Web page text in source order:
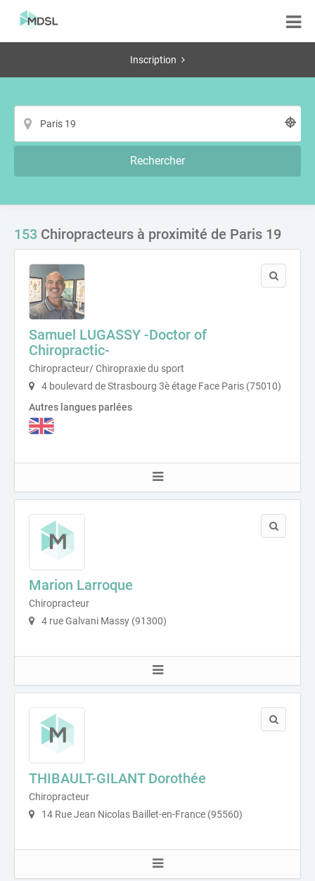
Inscription
Rechercher
153 Chiropracteurs à proximité de Paris 19
Samuel LUGASSY -Doctor of
Chiropractic-
Chiropracteur/ Chiropraxie du sport
4 boulevard de Strasbourg 3è étage Face Paris (75010)
Autres langues parlées
Marion Larroque
Chiropracteur
4 rue Galvani Massy (91300)
THIBAULT-GILANT Dorothée
Chiropracteur
14 Rue Jean Nicolas Baillet-en-France (95560)